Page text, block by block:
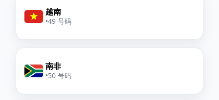
越南
•49 号码
南非
•50 号码